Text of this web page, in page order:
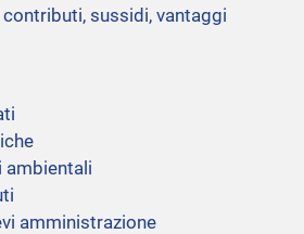
contributi, sussidi, vantaggi
ambientali
amministrazione